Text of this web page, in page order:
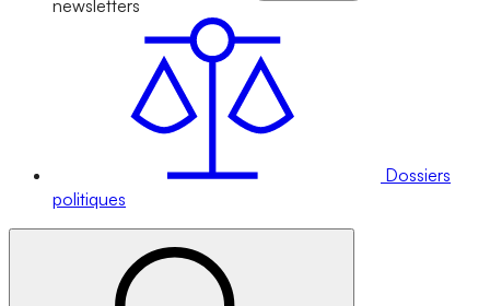
newsletters
Dossiers
politiques